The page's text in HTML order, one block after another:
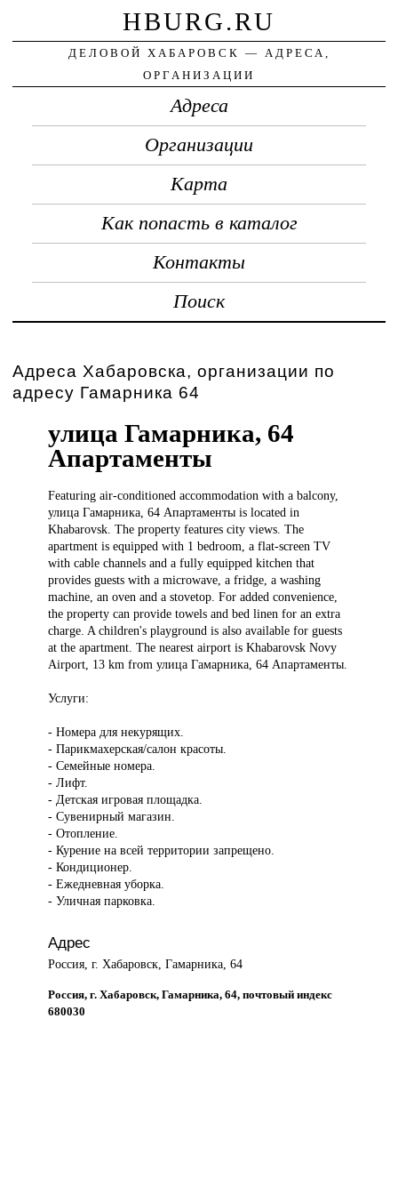
HBURG.RU
ДЕЛОВОЙ ХАБАРОВСК — АДРЕСА,
ОРГАНИЗАЦИИ
Адреса
Организации
Карта
Как попасть в каталог
Контакты
Поиск
Адреса Хабаровска, организации по
адресу Гамарника 64
улица Гамарника, 64
Апартаменты
Featuring air-conditionedaccommodation with a balcony,
улица Гамарника, 64 Апартаменты is located in
Khabarovsk. The property features city views. The
apartment is equipped with 1 bedroom, a flat-screen TV
with cable channels and a fully equipped kitchen that
provides guests with a microwave, a fridge, a washing
machine, an oven and a stovetop. For added convenience,
the property can provide towels and bed linen for an extra
charge. A children's playground is also available for guests
at the apartment. The nearest airport is Khabarovsk Novy
Airport, 13 km from улица Гамарника, 64 Апартаменты.
Услуги:
- Номера для некурящих.
- Парикмахерская/салон красоты.
- Семейные номера.
- Лифт.
- Детская игровая площадка.
- Сувенирный магазин.
- Отопление.
- Курение на всей территории запрещено.
- Кондиционер.
- Ежедневная уборка.
- Уличная парковка.
Адрес
Россия, г. Хабаровск, Гамарника, 64
Россия, г. Хабаровск, Гамарника, 64, почтовый индекс
680030